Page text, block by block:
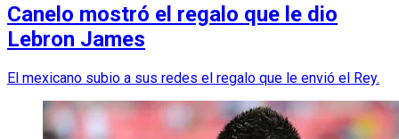
Canelo mostró el regalo que le dio
Lebron James
El mexicano subio a sus redes el regalo que le envió el Rey.